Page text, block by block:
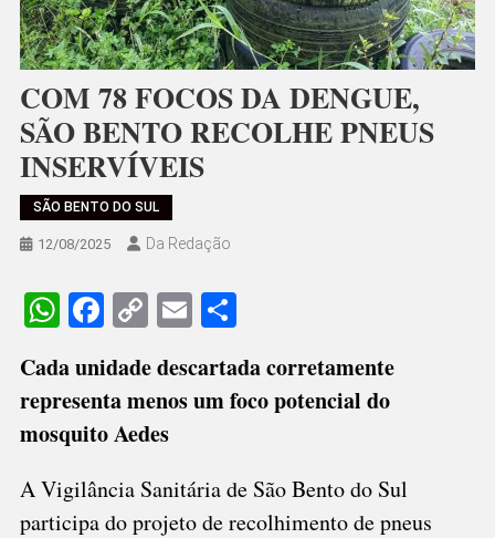
COM 78 FOCOS DA DENGUE,
SÃO BENTO RECOLHE PNEUS
INSERVÍVEIS
SÃO BENTO DO SUL
12/08/2025 Da Redação
WhatsApp
Facebook
CopyEmailShare
Cada unidade descartada corretamente
representa menos um foco potencial do
mosquito Aedes
A Vigilância Sanitária de São Bento do Sul
participa do projeto de recolhimento de pneus